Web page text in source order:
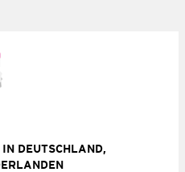
DEUTSCHLAND,